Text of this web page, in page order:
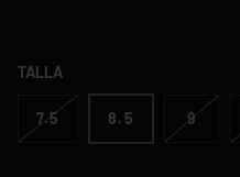
TALLA
7.5 8.5 9